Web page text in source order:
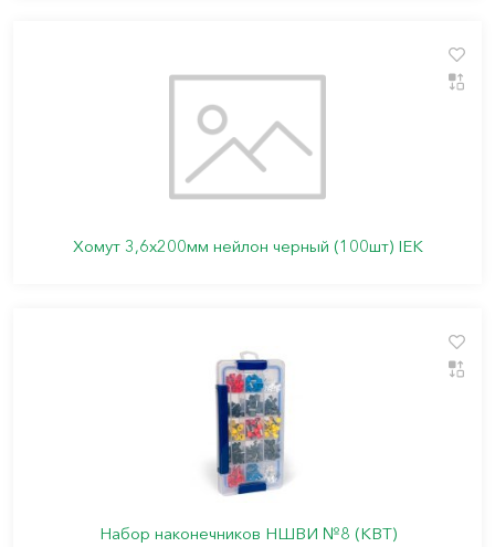
Хомут 3,6х200мм нейлон черный (100шт) IEK
Набор наконечников НШВИ №8 (КВТ)